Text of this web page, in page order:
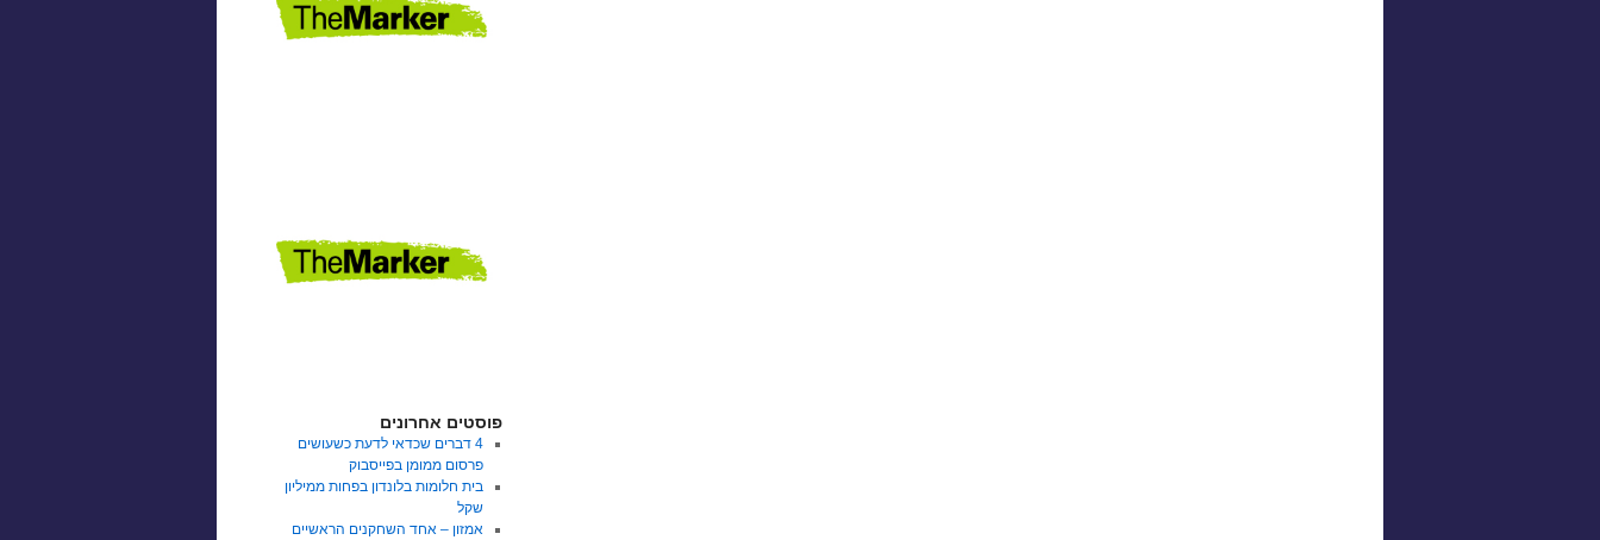
פוסטים אחרונים
4 דברים שכדאי לדעת כשעושים
פרסום ממומן בפייסבוק
בית חלומות בלונדון בפחות ממיליון
שקל
אמזון – אחד השחקנים הראשיים